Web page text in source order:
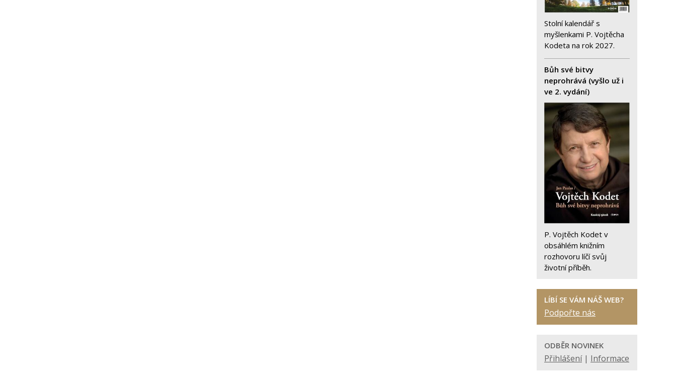
Stolní kalendář s
myšlenkami P. Vojtěcha
Kodeta na rok 2027.
Bůh své bitvy
neprohrává (vyšlo už i
ve 2. vydání)
P. Vojtěch Kodet v
obsáhlém knižním
rozhovoru líčí svůj
životní příběh.
LÍBÍ SE VÁM NÁŠ WEB?
Podpořte nás
ODBĚR NOVINEK
Přihlášení| Informace